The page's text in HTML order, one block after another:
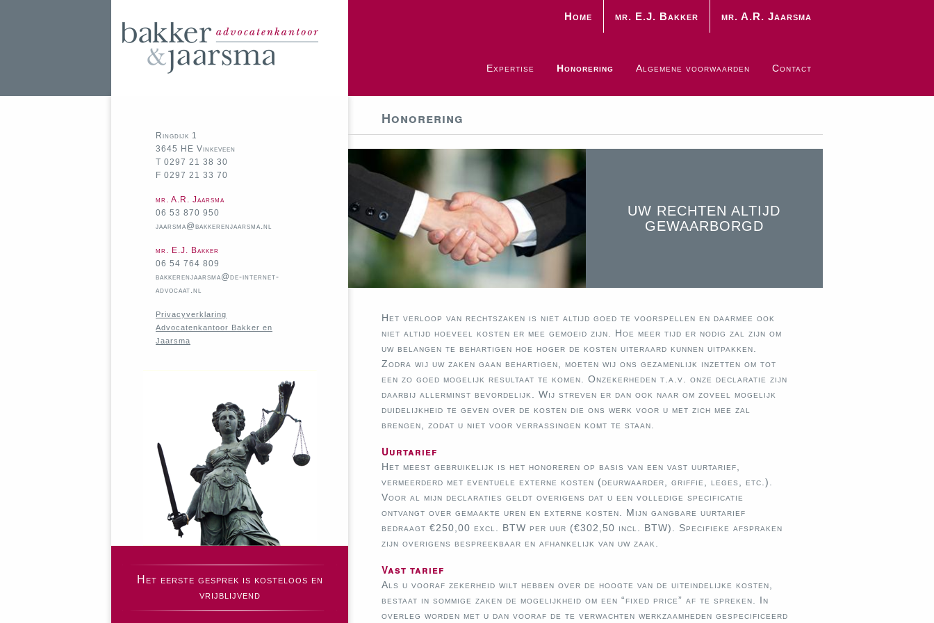
Home mr. E.J. Bakker mr. A.R. Jaarsma
Expertise Honorering Algemene voorwaarden Contact
Ringdijk 1
3645 HE Vinkeveen
T 0297 21 38 30
F 0297 21 33 70
mr. A.R. Jaarsma
06 53 870 950
jaarsma@bakkerenjaarsma.nl
mr. E.J. Bakker
06 54 764 809
bakkerenjaarsma@de-internet-
advocaat.nl
Privacyverklaring
Advocatenkantoor Bakker en
Jaarsma
Het eerste gesprek is kosteloos en
vrijblijvend
Honorering
UW RECHTEN ALTIJD
GEWAARBORGD
Het verloop van rechtszaken is niet altijd goed te voorspellen en daarmee ook
niet altijd hoeveel kosten er mee gemoeid zijn. Hoe meer tijd er nodig zal zijn om
uw belangen te behartigen hoe hoger de kosten uiteraard kunnen uitpakken.
Zodra wij uw zaken gaan behartigen, moeten wij ons gezamenlijk inzetten om tot
een zo goed mogelijk resultaat te komen. Onzekerheden t.a.v. onze declaratie zijn
daarbij allerminst bevordelijk. Wij streven er dan ook naar om zoveel mogelijk
duidelijkheid te geven over de kosten die ons werk voor u met zich mee zal
brengen, zodat u niet voor verrassingen komt te staan.
Uurtarief
Het meest gebruikelijk is het honoreren op basis van een vast uurtarief,
vermeerderd met eventuele externe kosten (deurwaarder, griffie, leges, etc.).
Voor al mijn declaraties geldt overigens dat u een volledige specificatie
ontvangt over gemaakte uren en externe kosten. Mijn gangbare uurtarief
bedraagt €250,00 excl. BTW per uur (€302,50 incl. BTW). Specifieke afspraken
zijn overigens bespreekbaar en afhankelijk van uw zaak.
Vast tarief
Als u vooraf zekerheid wilt hebben over de hoogte van de uiteindelijke kosten,
bestaat in sommige zaken de mogelijkheid om een “fixed price” af te spreken. In
overleg worden met u dan vooraf de te verwachten werkzaamheden gespecificeerd